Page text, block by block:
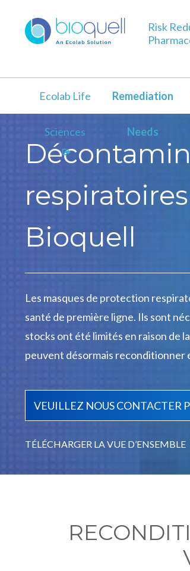
Risk
Ecolab Life
Sciences
Remediation
Needs
Bioquell
Les masques de protection
santé de première ligne. Ils sont
stocks ont été limités en raison de
peuvent désormais reconditionner
VEUILLEZ NOUS CONTACTER
TÉLÉCHARGER LA VUE D’ENSEMBLE